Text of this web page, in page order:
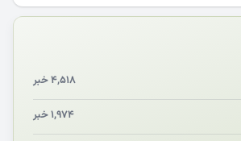
رهبر شهید
ایران را در آغوش کشید
ایران»
۴,۵۱۸ خبر
۱,۹۷۴ خبر